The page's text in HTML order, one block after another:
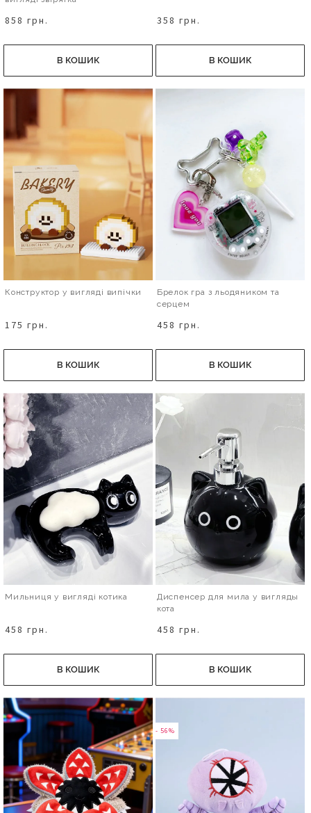
858 грн.
В КОШИК
358 грн.
В КОШИК
Конструктор у вигляді випічки
175 грн.
В КОШИК
Брелок гра з льодяником та
серцем
458 грн.
В КОШИК
Мильниця у вигляді котика
458 грн.
В КОШИК
Диспенсер для мила у вигляды
кота
458 грн.
В КОШИК
- 56%